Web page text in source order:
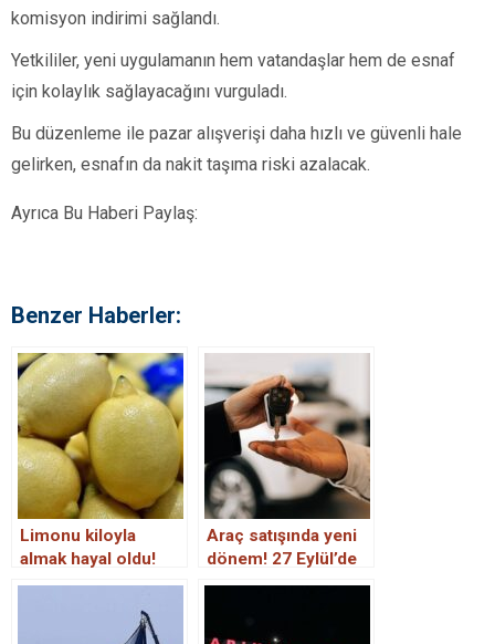
komisyon indirimi sağlandı.
Yetkililer, yeni uygulamanın hem vatandaşlar hem de esnaf
için kolaylık sağlayacağını vurguladı.
Bu düzenleme ile pazar alışverişi daha hızlı ve güvenli hale
gelirken, esnafın da nakit taşıma riski azalacak.
Ayrıca Bu Haberi Paylaş:
Benzer Haberler:
Limonu kiloyla
almak hayal oldu!
Pazarlarda tane fiyatı
Araç satışında yeni
dönem! 27 Eylül’de
zorunlu olacak